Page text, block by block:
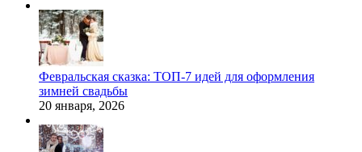
Февральская сказка: ТОП-7 идей для оформления
зимней свадьбы
20 января, 2026